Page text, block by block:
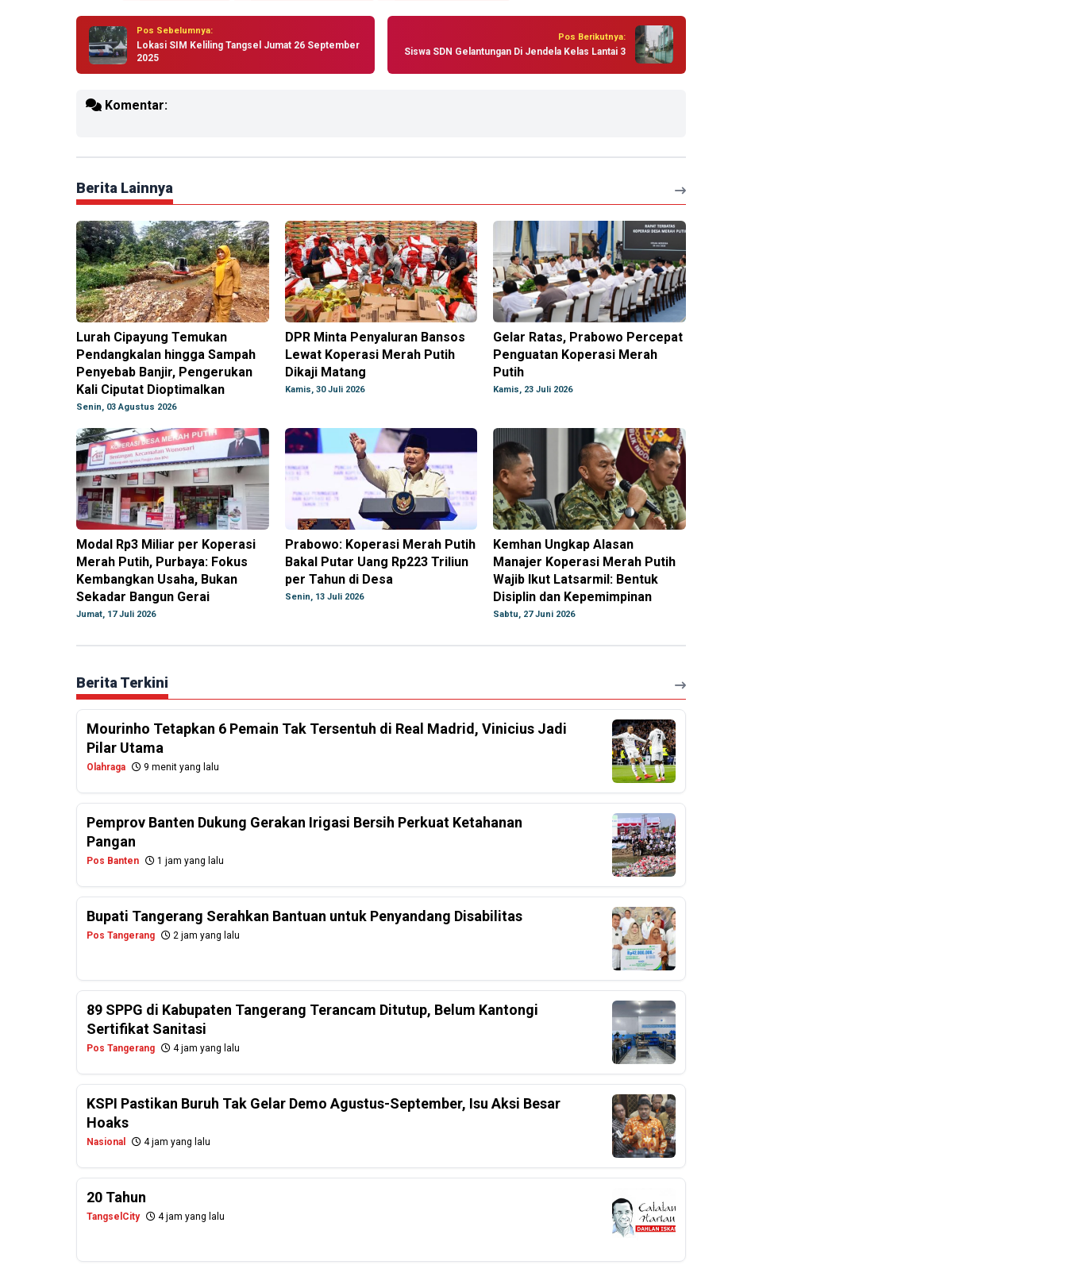
Pos Sebelumnya:
Lokasi SIM Keliling Tangsel Jumat 26 September
2025
Pos Berikutnya:
Siswa SDN Gelantungan Di Jendela Kelas Lantai 3
Komentar:
Berita Lainnya
Lurah Cipayung Temukan
Pendangkalan hingga Sampah
Penyebab Banjir, Pengerukan
Kali Ciputat Dioptimalkan
Senin, 03 Agustus 2026
DPR Minta Penyaluran Bansos
Lewat Koperasi Merah Putih
Dikaji Matang
Kamis, 30 Juli 2026
Gelar Ratas, Prabowo Percepat
Penguatan Koperasi Merah
Putih
Kamis, 23 Juli 2026
Modal Rp3 Miliar per Koperasi
Merah Putih, Purbaya: Fokus
Kembangkan Usaha, Bukan
Sekadar Bangun Gerai
Jumat, 17 Juli 2026
Prabowo: Koperasi Merah Putih
Bakal Putar Uang Rp223 Triliun
per Tahun di Desa
Senin, 13 Juli 2026
Kemhan Ungkap Alasan
Manajer Koperasi Merah Putih
Wajib Ikut Latsarmil: Bentuk
Disiplin dan Kepemimpinan
Sabtu, 27 Juni 2026
Berita Terkini
Mourinho Tetapkan 6 Pemain Tak Tersentuh di Real Madrid, Vinicius Jadi
Pilar Utama
Olahraga 9 menit yang lalu
Pemprov Banten Dukung Gerakan Irigasi Bersih Perkuat Ketahanan
Pangan
Pos Banten 1 jam yang lalu
Bupati Tangerang Serahkan Bantuan untuk Penyandang Disabilitas
Pos Tangerang 2 jam yang lalu
89 SPPG di Kabupaten Tangerang Terancam Ditutup, Belum Kantongi
Sertifikat Sanitasi
Pos Tangerang 4 jam yang lalu
KSPI Pastikan Buruh Tak Gelar Demo Agustus-September, Isu Aksi Besar
Hoaks
Nasional 4 jam yang lalu
20 Tahun
TangselCity 4 jam yang lalu